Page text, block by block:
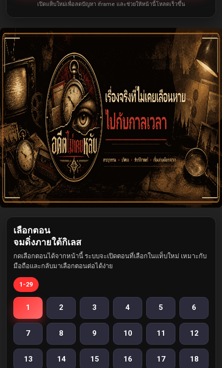
เปิดแท็บใหม่เพื่อลดปัญหา iframe และช่วยให้หน้านี้โหลดเร็วขึ้น
เลือกตอน
จมดิ่งภายใต้กิเลส
กดเลือกตอนได้จากหน้านี้ ระบบจะเปิดตอนที่เลือกในแท็บใหม่ เหมาะกับ
มือถือและกลับมาเลือกตอนต่อได้ง่าย
1-29
1 2 3 4 5 6
7 8 9 10 11 12
13 14 15 16 17 18